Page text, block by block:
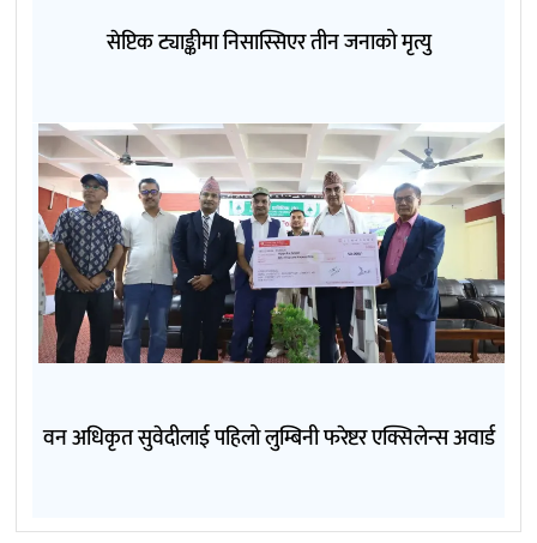
सेप्टिक ट्याङ्कीमा निसास्सिएर तीन जनाको मृत्यु
वन अधिकृत सुवेदीलाई पहिलो लुम्बिनी फरेष्टर एक्सिलेन्स अवार्ड